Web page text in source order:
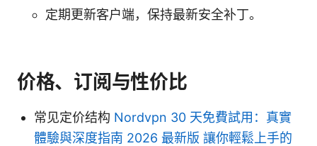
定期更新客户端，保持最新安全补丁。
价格、订阅与性价比
常见定价结构 Nordvpn 30 天免費試用：真實
體驗與深度指南 2026 最新版 讓你輕鬆上手的